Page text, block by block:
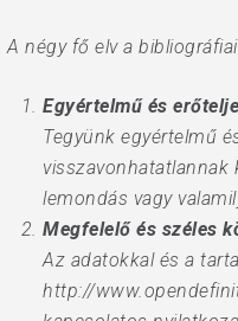
A négy fő elv a
Egyértelmű és
Tegyünk egyértelmű
visszavonhatatlannak
lemondás vagy
Megfelelő és széles
Az adatokkal és a
http://